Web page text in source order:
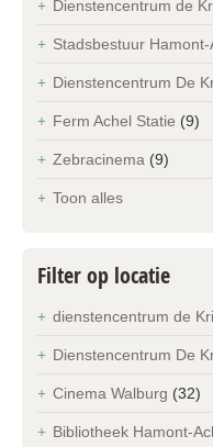
Dienstencentrum de
Stadsbestuur Hamont-
Dienstencentrum De
Ferm Achel Statie (9)
Zebracinema (9)
Toon alles
Filter op locatie
dienstencentrum de
Dienstencentrum De
Cinema Walburg (32)
Bibliotheek Hamont-